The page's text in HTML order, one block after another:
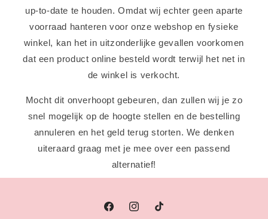
up-to-date te houden. Omdat wij echter geen aparte
voorraad hanteren voor onze webshop en fysieke
winkel, kan het in uitzonderlijke gevallen voorkomen
dat een product online besteld wordt terwijl het net in
de winkel is verkocht.
Mocht dit onverhoopt gebeuren, dan zullen wij je zo
snel mogelijk op de hoogte stellen en de bestelling
annuleren en het geld terug storten. We denken
uiteraard graag met je mee over een passend
alternatief!
FacebookInstagramTikTok